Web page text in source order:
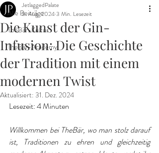
Alle Beiträge
TheBär-Kultur
TheBär-Academy
Die Kunst der Gin-
Infusion: Die Geschichte
der Tradition mit einem
modernen Twist
JetlaggedPalate
3. Aug. 20243 Min. Lesezeit
Aktualisiert: 31. Dez. 2024
Lesezeit: 4 Minuten
Willkommen bei TheBär, wo man stolz darauf
ist, Traditionen zu ehren und gleichzeitig